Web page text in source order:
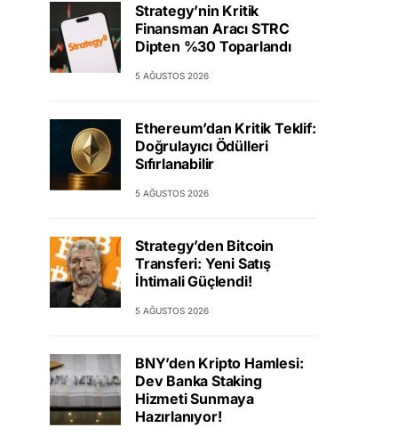
Strategy’nin Kritik
Finansman Aracı STRC
Dipten %30 Toparlandı
5 AĞUSTOS 2026
Ethereum’dan Kritik Teklif:
Doğrulayıcı Ödülleri
Sıfırlanabilir
5 AĞUSTOS 2026
Strategy’den Bitcoin
Transferi: Yeni Satış
İhtimali Güçlendi!
5 AĞUSTOS 2026
BNY’den Kripto Hamlesi:
Dev Banka Staking
Hizmeti Sunmaya
Hazırlanıyor!